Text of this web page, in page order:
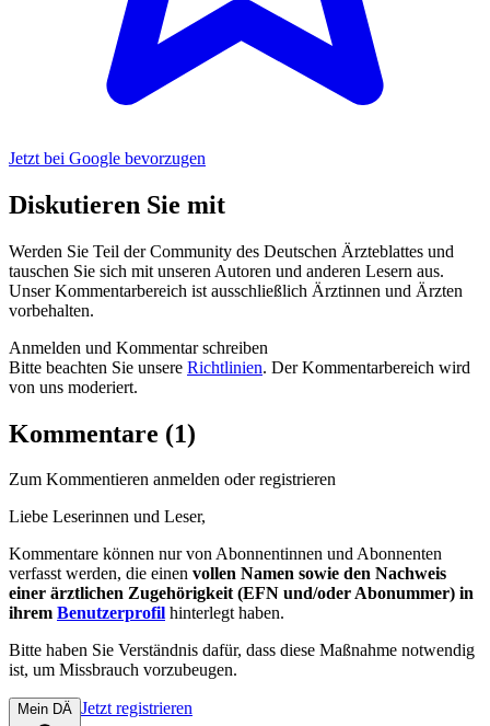
Jetzt bei Google bevorzugen
Diskutieren Sie mit
Werden Sie Teil der Community des Deutschen Ärzteblattes und
tauschen Sie sich mit unseren Autoren und anderen Lesern aus.
Unser Kommentarbereich ist ausschließlich Ärztinnen und Ärzten
vorbehalten.
Anmelden und Kommentar schreiben
Bitte beachten Sie unsere Richtlinien. Der Kommentarbereich wird
von uns moderiert.
Kommentare (1)
Zum Kommentieren anmelden oder registrieren
Liebe Leserinnen und Leser,
Kommentare können nur von Abonnentinnen und Abonnenten
verfasst werden, die einen vollen Namen sowie den Nachweis
einer ärztlichen Zugehörigkeit (EFN und/oder Abonummer) in
ihrem Benutzerprofil hinterlegt haben.
Bitte haben Sie Verständnis dafür, dass diese Maßnahme notwendig
ist, um Missbrauch vorzubeugen.
Mein DÄ Jetzt registrieren